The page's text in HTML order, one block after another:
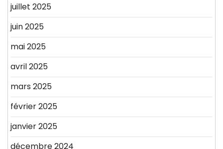
juillet 2025
juin 2025
mai 2025
avril 2025
mars 2025
février 2025
janvier 2025
décembre 2024